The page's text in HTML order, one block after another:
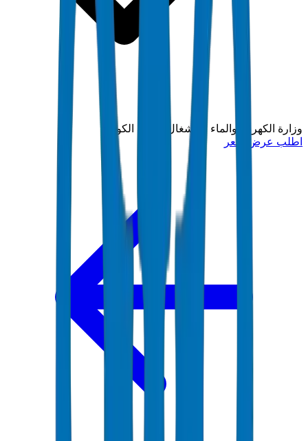
وزارة الكهرباء والماء والأشغال العامة الكويتية
اطلب عرض سعر